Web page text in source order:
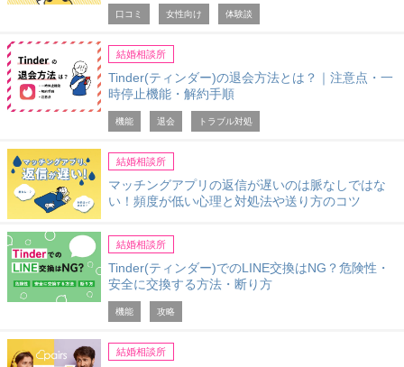
口コミ 女性向け 体験談
結婚相談所
Tinder(ティンダー)の退会方法とは？｜注意点・一
時停止機能・解約手順
機能 退会 トラブル対処
結婚相談所
マッチングアプリの返信が遅いのは脈なしではな
い！頻度が低い心理と対処法や送り方のコツ
結婚相談所
Tinder(ティンダー)でのLINE交換はNG？危険性・
安全に交換する方法・断り方
機能 攻略
結婚相談所